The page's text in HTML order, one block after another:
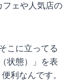
フェや人気店の
こに立ってる
状態）」を表
利なんです。